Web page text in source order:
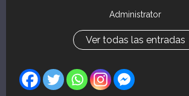
Administrator
Ver todas las entradas